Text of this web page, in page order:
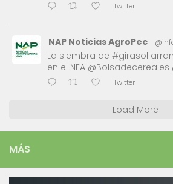
Twitter
NAP Noticias AgroPec
La siembra de #girasol
en el NEA
Twitter
Load More
MÁS